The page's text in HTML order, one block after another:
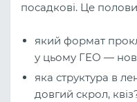
посадкові. Це
який формат
у цьому ГЕО —
яка структура в
довгий скрол,